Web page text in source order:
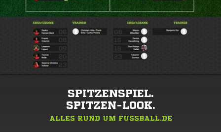
SPITZENSPIEL.
SPITZEN-LOOK.
ALLES RUND UM FUSSBALL.DE